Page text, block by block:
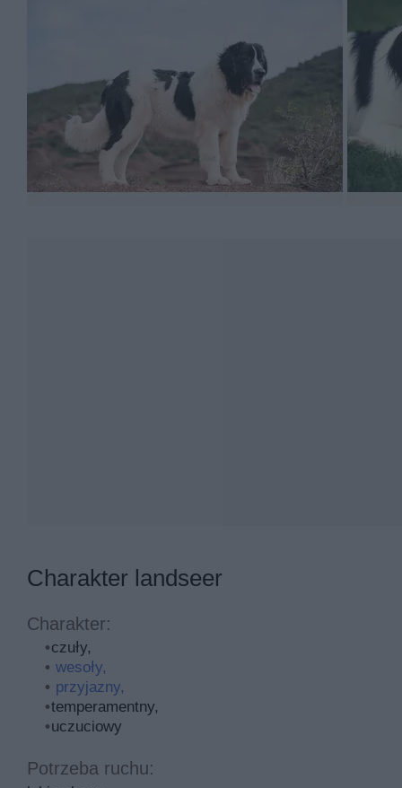
karmienie nie powinno sprawiać większych
jedzenie. Nie zapominaj również o tym, by podawać
będzie wokół miski – mimo, że landseer nie ma
Do niezbyt skomplikowanych należy również
gubiły sporo sierści. Wystarczy jednak wtedy, że
chodzi o kąpanie psa, rób to wyłącznie w razie
także wokół uszu.
Charakter landseer
Charakter:
czuły,
wesoły,
przyjazny,
temperamentny,
uczuciowy
Potrzeba ruchu: